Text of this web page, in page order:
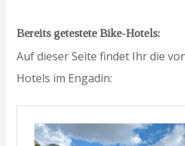
Bereits getestete Bike-Hotels:
Auf dieser Seite findet Ihr die
Hotels im Engadin: